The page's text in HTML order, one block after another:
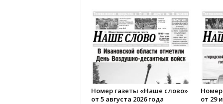
Номер газеты «Наше слово»
от 5 августа 2026 года
от 29